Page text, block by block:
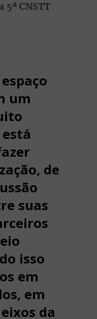
5ª CNSTT
um
está
de
suas
isso
em
em
da